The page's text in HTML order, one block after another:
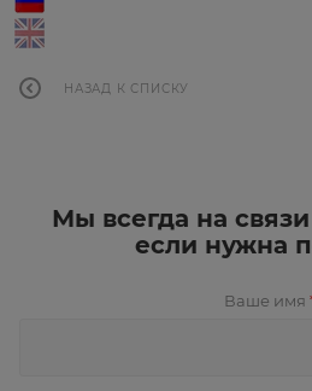
НАЗАД К СПИСКУ
Мы всегда на
если нужна
Ваше имя